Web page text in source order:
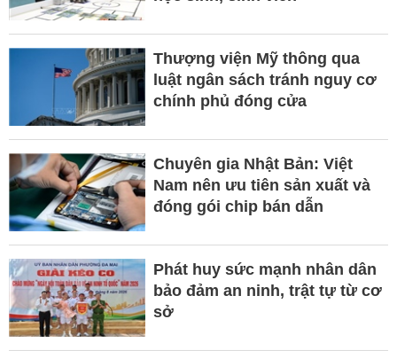
Thượng viện Mỹ thông qua
luật ngân sách tránh nguy cơ
chính phủ đóng cửa
Chuyên gia Nhật Bản: Việt
Nam nên ưu tiên sản xuất và
đóng gói chip bán dẫn
Phát huy sức mạnh nhân dân
bảo đảm an ninh, trật tự từ cơ
sở